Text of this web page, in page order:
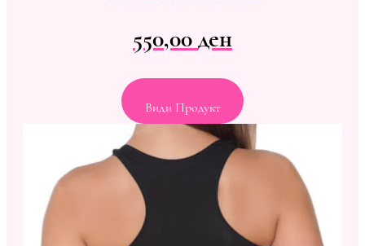
550,00ден
Види Продукт